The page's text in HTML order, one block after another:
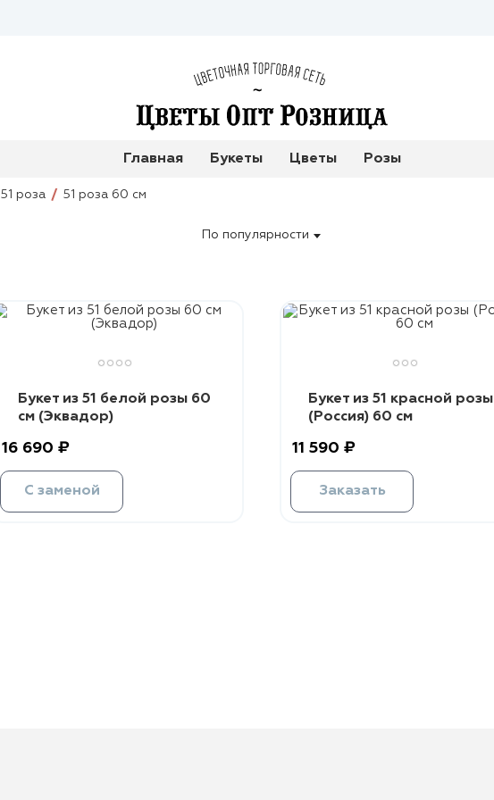
Главная Букеты Цветы Розы
51 роза 51 роза 60 см
По популярности
Букет из 51 белой розы 60
см (Эквадор)
16 690 ₽
С заменой
Букет из 51 красной розы
(Россия) 60 см
11 590 ₽
Заказать